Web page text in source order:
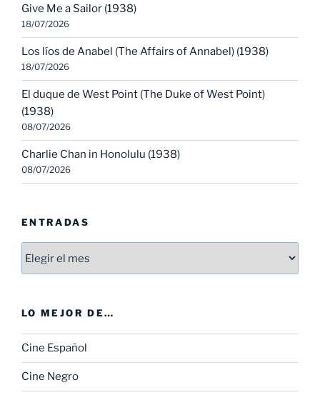
Give Me a Sailor (1938)
18/07/2026
Los líos de Anabel (The Affairs of Annabel) (1938)
18/07/2026
El duque de West Point (The Duke of West Point)
(1938)
08/07/2026
Charlie Chan in Honolulu (1938)
08/07/2026
ENTRADAS
LO MEJOR DE…
Cine Español
Cine Negro